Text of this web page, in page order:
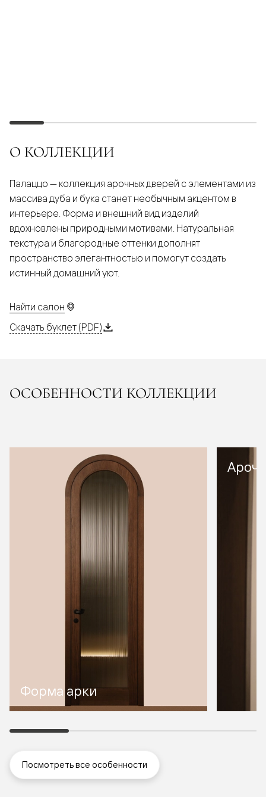
О КОЛЛЕКЦИИ
Палаццо — коллекция арочных дверей с элементами из
массива дуба и бука станет необычным акцентом в
интерьере. Форма и внешний вид изделий
вдохновлены природными мотивами. Натуральная
текстура и благородные оттенки дополнят
пространство элегантностью и помогут создать
истинный домашний уют.
Найти салон
Скачать буклет (PDF)
ОСОБЕННОСТИ КОЛЛЕКЦИИ
Форма арки
Посмотреть все особенности